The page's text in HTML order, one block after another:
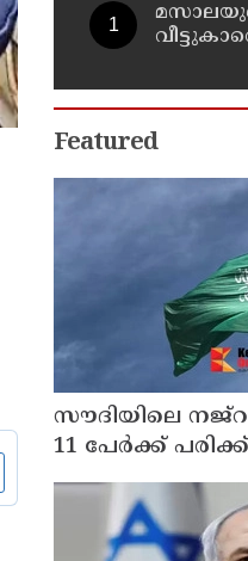
Featured
സൗദിയിലെ
11 പേര്‍ക്ക്